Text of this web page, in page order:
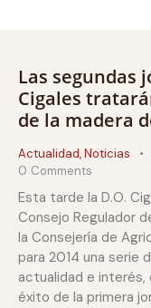
Las segundas
Cigales
de la madera
Actualidad,Noticias
0 Comments
Esta tarde la D.O.
Consejo Regulador
la Consejería de
para 2014 una serie
actualidad e interés,
éxito de la primera